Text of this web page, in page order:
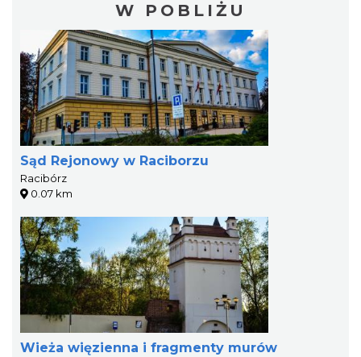
W POBLIŻU
Sąd Rejonowy w Raciborzu
Racibórz
0.07 km
Wieża więzienna i fragmenty murów